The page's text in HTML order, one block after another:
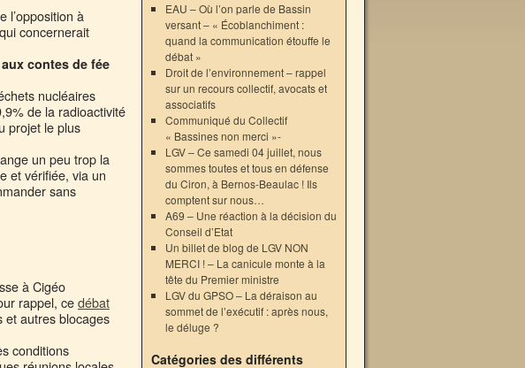
l’opposition à
concernerait
contes de fée
nucléaires
de la radioactivité
projet le plus
un peu trop la
et vérifiée, via un
sans
à Cigéo
rappel, cedébat
et autres blocages
conditions
EAU – Où l’on parle de Bassin
versant – « Écoblanchiment :
quand la communication étouffe le
débat »
Droit de l’environnement – rappel
sur un recours collectif, avocats et
associatifs
Communiqué du Collectif
« Bassines non merci »-
LGV – Ce samedi 04 juillet, nous
sommes toutes et tous en défense
du Ciron, à Bernos-Beaulac ! Ils
comptent sur nous…
A69 – Une réaction à la décision du
Conseil d’Etat
Un billet de blog de LGV NON
MERCI ! – La canicule monte à la
tête du Premier ministre
LGV du GPSO – La déraison au
sommet de l’exécutif : après nous,
le déluge ?
Catégories des différents